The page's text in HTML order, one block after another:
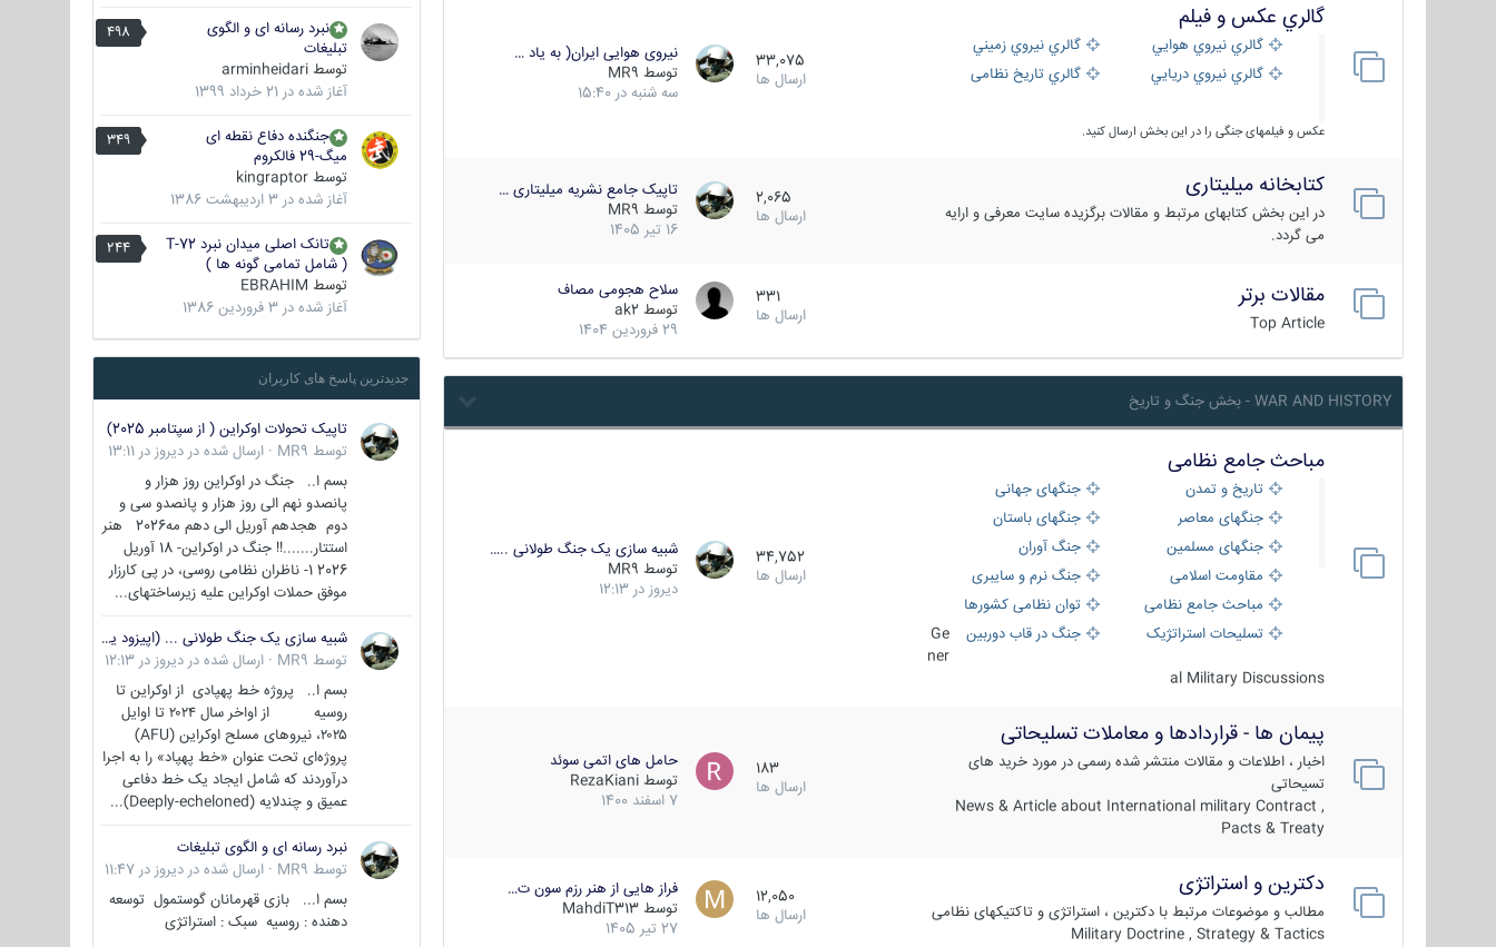
گالري عكس و فيلم
گالري نيروي هوايي
گالري نيروي زميني
گالري نيروي دريايي
گالري تاریخ نظامی
عکس و فیلمهای جنگی را در این بخش ارسال کنید.
33,075
ارسال ها
نیروی هوایی ایران( به یاد …
توسط MR9
سه شنبه در 15:40
کتابخانه میلیتاری
در این بخش کتابهای مرتبط و مقالات برگزیده سایت معرفی و ارایه
می گردد.
2,065
ارسال ها
تاپیک جامع نشریه میلیتاری …
توسط MR9
16 تیر 1405
مقالات برتر
Top Article
331
ارسال ها
سلاح هجومی مصاف
توسط ak2
29 فروردین 1404
WAR AND HISTORY - بخش جنگ و تاریخ
مباحث جامع نظامی
تاریخ و تمدن
جنگهای جهانی
جنگهای معاصر
جنگهای باستان
جنگهای مسلمین
جنگ آوران
مقاومت اسلامی
جنگ نرم و سایبری
مباحث جامع نظامی
توان نظامی کشورها
تسلیحات استراتژیک
جنگ در قاب دوربین
Ge
ner
al Military Discussions
34,752
ارسال ها
شبیه سازی یک جنگ طولانی ..…
توسط MR9
دیروز در 12:13
پیمان ها - قراردادها و معاملات تسلیحاتی
اخبار ، اطلاعات و مقالات منتشر شده رسمی در مورد خرید های
تسیحاتی
News & Article about International military Contract ,
Pacts & Treaty
183
ارسال ها
حامل های اتمی سوئد
توسط RezaKiani
7 اسفند 1400
دکترین و استراتژی
مطالب و موضوعات مرتبط با دکترین ، استراتژی و تاکتیکهای نظامی
Military Doctrine , Strategy & Tactics
12,050
ارسال ها
فراز هایی از هنر رزم سون ت…
توسط MahdiT313
27 تیر 1405
498
نبرد رسانه ای و الگوی
تبلیغات
توسط arminheidari
آغاز شده در 21 خرداد 1399
349
جنگنده دفاع نقطه ای
میگ-29 فالکروم
توسط kingraptor
آغاز شده در 3 اردیبهشت 1386
244
تانک اصلی میدان نبرد T-72
( شامل تمامی گونه ها )
توسط EBRAHIM
آغاز شده در 3 فروردین 1386
جدیدترین پاسخ های کاربران
تاپیک تحولات اوکراین ( از سپتامبر 2025)
توسط MR9
· ارسال شده در دیروز در 13:11
بسم ا.. جنگ در اوکراین روز هزار و
پانصدو نهم الی روز هزار و پانصدو سی و
دوم هجدهم آوریل الی دهم مه2026 هنر
استتار.......!! جنگ در اوکراین- 18 آوریل
2026 1- ناظران نظامی روسی، در پی کارزار
موفق حملات اوکراین علیه زیرساختهای...
شبیه سازی یک جنگ طولانی ... (اپیزود یکم : اوکراین )
توسط MR9
· ارسال شده در دیروز در 12:13
بسم ا.. پروژه خط پهپادی از اوکراین تا
روسیه از اواخر سال ۲۰۲۴ تا اوایل
۲۰۲۵، نیروهای مسلح اوکراین (AFU)
پروژه‌ای تحت عنوان «خط پهپاد» را به اجرا
درآوردند که شامل ایجاد یک خط دفاعی
عمیق و چندلایه (Deeply-echeloned)...
نبرد رسانه ای و الگوی تبلیغات
توسط MR9
· ارسال شده در دیروز در 11:47
بسم ا... بازی قهرمانان گوستمول توسعه
دهنده : روسیه سبک : استراتژی